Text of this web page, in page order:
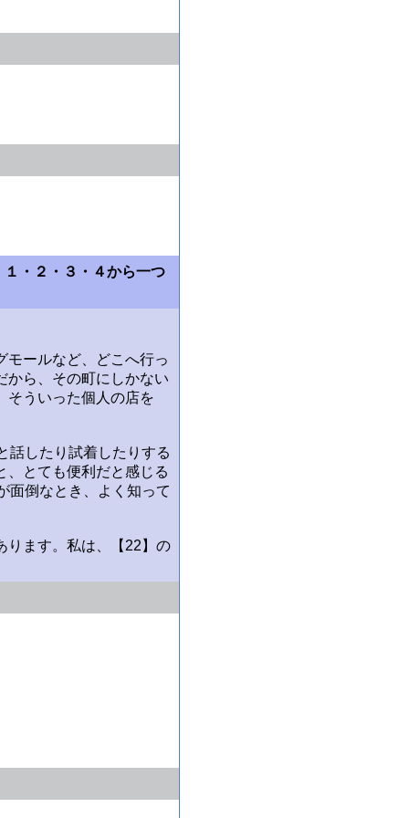
・２・３・４から一つ
モールなど、どこへ行っ
から、その町にしかない
そういった個人の店を
話したり試着したりする
、とても便利だと感じる
面倒なとき、よく知って
ります。私は、【22】の